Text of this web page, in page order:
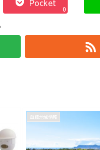
Pocket
0
函館地域情報